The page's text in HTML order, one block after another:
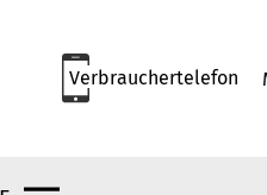
Verbrauchertelefon